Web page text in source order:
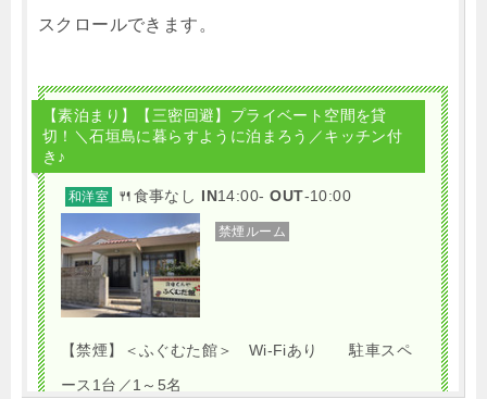
スクロールできます。
【素泊まり】【三密回避】プライベート空間を貸
切！＼石垣島に暮らすように泊まろう／キッチン付
き♪
和洋室 🍴食事なし IN14:00- OUT-10:00
禁煙ルーム
【禁煙】＜ふぐむた館＞ Wi-Fiあり 駐車スペ
ース1台／1～5名